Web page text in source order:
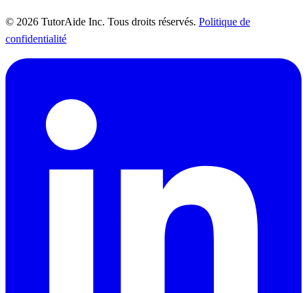
© 2026 TutorAide Inc. Tous droits réservés. Politique de
confidentialité